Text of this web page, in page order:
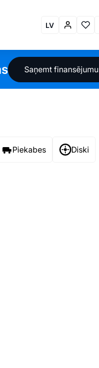
LV
Saņemt finansējumu
Piekabes Diski